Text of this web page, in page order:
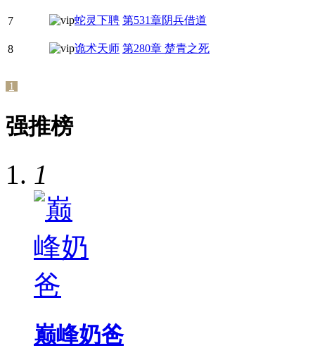
7 蛇灵下聘 第531章阴兵借道
8 诡术天师 第280章 楚青之死
1
强推榜
1
巅峰奶爸